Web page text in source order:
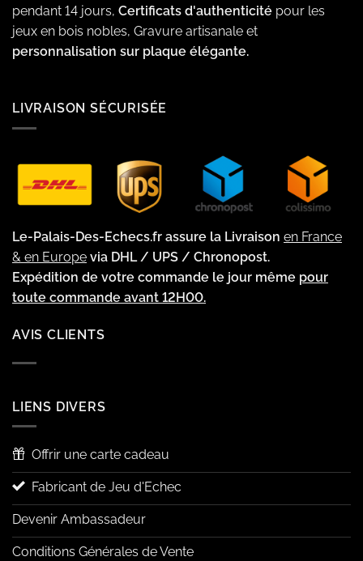
pendant 14 jours, Certificats d'authenticité pour les
jeux en bois nobles, Gravure artisanale et
personnalisation sur plaque élégante.
LIVRAISON SÉCURISÉE
Le-Palais-Des-Echecs.fr assure la Livraison en France
& en Europe via DHL / UPS / Chronopost.
Expédition de votre commande le jour même pour
toute commande avant 12H00.
AVIS CLIENTS
LIENS DIVERS
Offrir une carte cadeau
Fabricant de Jeu d'Echec
Devenir Ambassadeur
Conditions Générales de Vente